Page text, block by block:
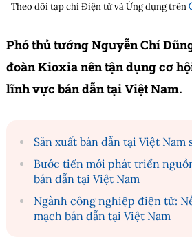
Theo dõi tạp chíĐiện tử và Ứng dụngtrên
Phó thủ tướng Nguyễn Chí
đoàn Kioxia nên tận dụng cơ
lĩnh vực bán dẫn tại Việt Nam.
Sản xuất bán dẫn tại Việt Nam
Bước tiến mới phát triển
bán dẫn tại Việt Nam
Ngành công nghiệp điện tử:
mạch bán dẫn tại Việt Nam